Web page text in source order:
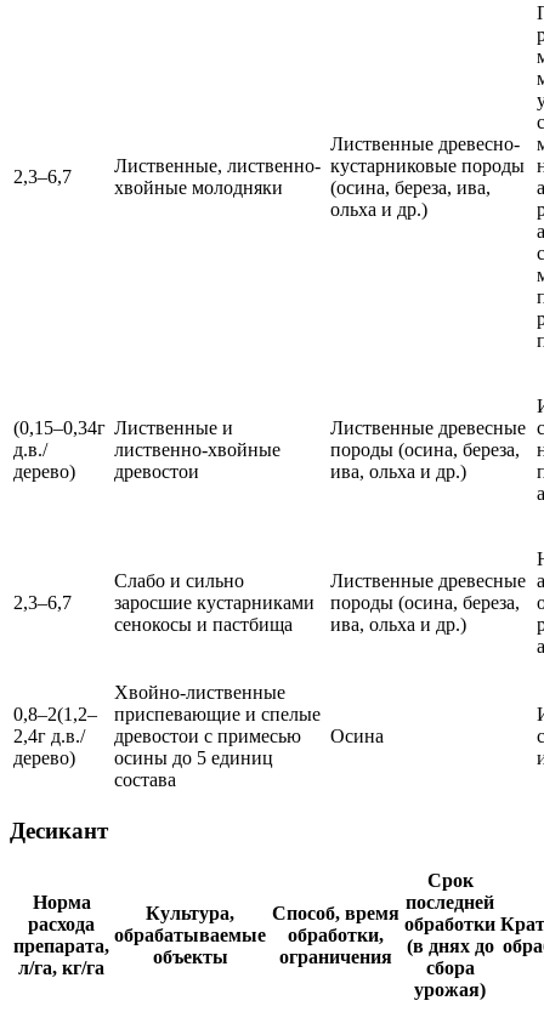
2,3–6,7
Лиственные, лиственно-
хвойные молодняки
Лиственные древесно-
кустарниковые породы
(осина, береза, ива,
ольха и др.)
(0,15–0,34г
д.в./
дерево)
Лиственные и
лиственно-хвойные
древостои
Лиственные древесные
породы (осина, береза,
ива, ольха и др.)
2,3–6,7
Слабо и сильно
заросшие кустарниками
сенокосы и пастбища
Лиственные древесные
породы (осина, береза,
ива, ольха и др.)
0,8–2(1,2–
2,4г д.в./
дерево)
Хвойно-лиственные
приспевающие и спелые
древостои с примесью
осины до 5 единиц
состава
Осина
Десикант
Норма
расхода
препарата,
л/га, кг/га
Культура,
обрабатываемые
объекты
Способ, время
обработки,
ограничения
Срок
последней
обработки
(в днях до
сбора
урожая)